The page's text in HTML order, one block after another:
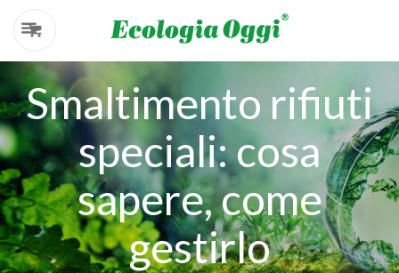
Smaltimento rifiuti
speciali: cosa
sapere, come
gestirlo